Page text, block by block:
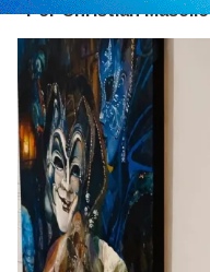
Por Christian Masello